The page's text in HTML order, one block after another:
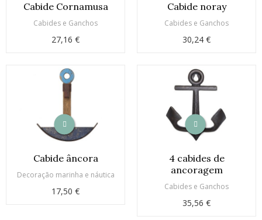
Cabide Cornamusa
Cabides e Ganchos
27,16 €
Cabide noray
Cabides e Ganchos
30,24 €
Cabide âncora
Decoração marinha e náutica
17,50 €
4 cabides de
ancoragem
Cabides e Ganchos
35,56 €